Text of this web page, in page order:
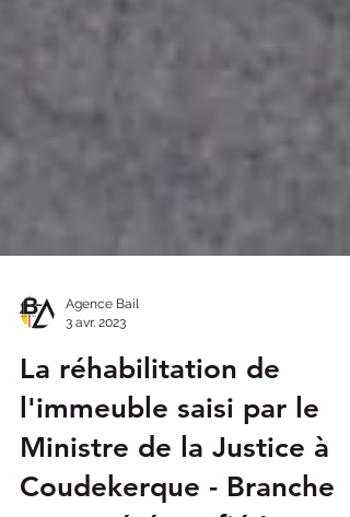
3 avr. 2023
La réhabilitation de
l'immeuble saisi par le
Ministre de la Justice à